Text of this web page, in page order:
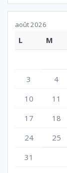
août 2026
L M
3
4
10
11
17
18
24
25
31